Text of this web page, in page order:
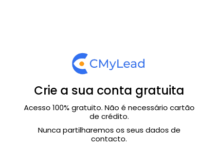
Crie a sua conta gratuita
Acesso 100% gratuito. Não é necessário cartão
de crédito.
Nunca partilharemos os seus dados de
contacto.